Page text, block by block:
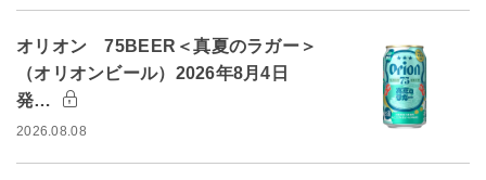
オリオン 75BEER＜真夏のラガー＞
（オリオンビール）2026年8月4日
発…
2026.08.08